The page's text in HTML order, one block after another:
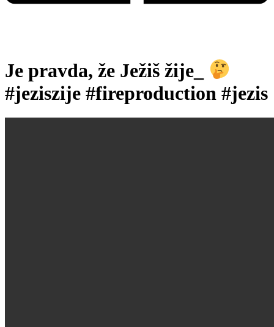
Je pravda, že Ježiš žije_
#jeziszije #fireproduction #jezis